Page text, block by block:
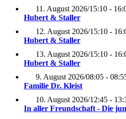
11. August 2026/15:10 -
Hubert & Staller
12. August 2026/15:10 -
Hubert & Staller
13. August 2026/15:10 -
Hubert & Staller
9. August 2026/08:05 -
Familie Dr. Kleist
10. August 2026/12:45 -
In aller Freundschaft - Die